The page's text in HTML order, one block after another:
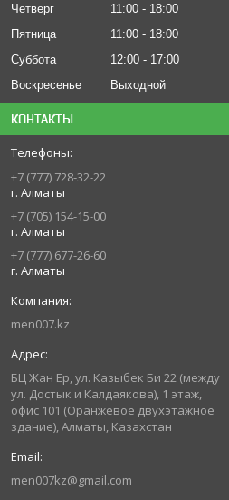
Четверг
11:00
18:00
Пятница
11:00
18:00
Суббота
12:00
17:00
Воскресенье
Выходной
КОНТАКТЫ
+7 (777) 728-32-22
г. Алматы
+7 (705) 154-15-00
г. Алматы
+7 (777) 677-26-60
г. Алматы
men007.kz
БЦ Жан Ер, ул. Казыбек Би 22 (между
ул. Достык и Калдаякова), 1 этаж,
офис 101 (Оранжевое двухэтажное
здание), Алматы, Казахстан
men007kz@gmail.com